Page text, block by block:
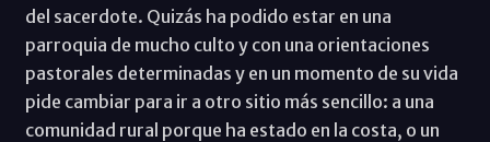
del sacerdote. Quizás ha podido estar en una
parroquia de mucho culto y con una orientaciones
pastorales determinadas y en un momento de su vida
pide cambiar para ir a otro sitio más sencillo: a una
comunidad rural porque ha estado en la costa, o un